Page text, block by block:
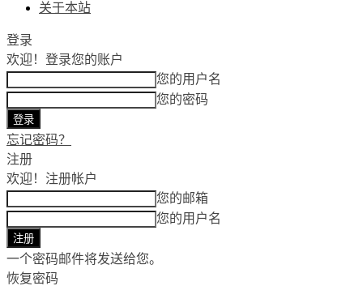
关于本站
登录
欢迎！ 登录您的账户
您的用户名
您的密码
忘记密码？
注册
欢迎！ 注册帐户
您的邮箱
您的用户名
一个密码邮件将发送给您。
恢复密码